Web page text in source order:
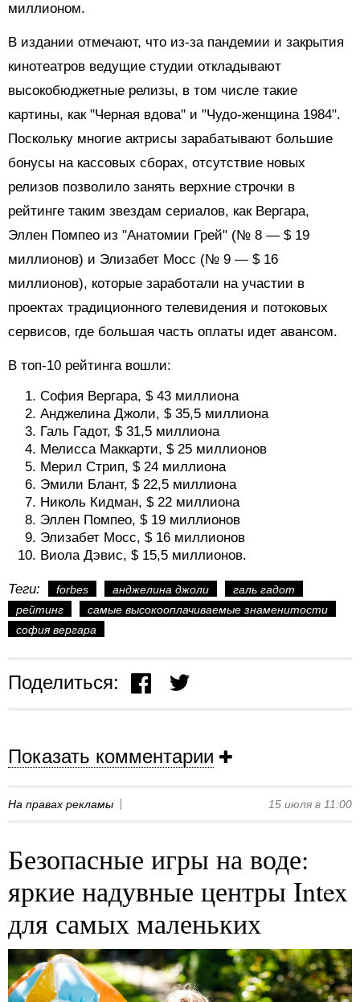
миллионом.
В издании отмечают, что из-за пандемии и закрытия
кинотеатров ведущие студии откладывают
высокобюджетные релизы, в том числе такие
картины, как "Черная вдова" и "Чудо-женщина 1984".
Поскольку многие актрисы зарабатывают большие
бонусы на кассовых сборах, отсутствие новых
релизов позволило занять верхние строчки в
рейтинге таким звездам сериалов, как Вергара,
Эллен Помпео из "Анатомии Грей" (№ 8 — $ 19
миллионов) и Элизабет Мосс (№ 9 — $ 16
миллионов), которые заработали на участии в
проектах традиционного телевидения и потоковых
сервисов, где большая часть оплаты идет авансом.
В топ-10 рейтинга вошли:
София Вергара, $ 43 миллиона
Анджелина Джоли, $ 35,5 миллиона
Галь Гадот, $ 31,5 миллиона
Мелисса Маккарти, $ 25 миллионов
Мерил Стрип, $ 24 миллиона
Эмили Блант, $ 22,5 миллиона
Николь Кидман, $ 22 миллиона
Эллен Помпео, $ 19 миллионов
Элизабет Мосс, $ 16 миллионов
Виола Дэвис, $ 15,5 миллионов.
Теги: forbes анджелина джоли
галь гадот
рейтинг
самые высокооплачиваемые знаменитости
софия вергара
Поделиться:
Показать комментарии
На правах рекламы 15 июля в 11:00
Безопасные игры на воде:
яркие надувные центры Intex
для самых маленьких